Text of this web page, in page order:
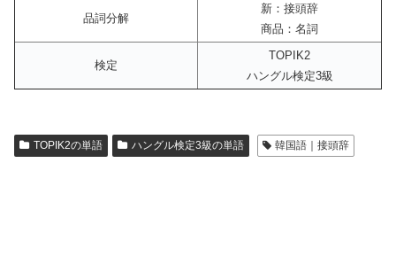
品詞分解
新：接頭辞
商品：名詞
検定
TOPIK2
ハングル検定3級
TOPIK2の単語 ハングル検定3級の単語 韓国語｜接頭辞